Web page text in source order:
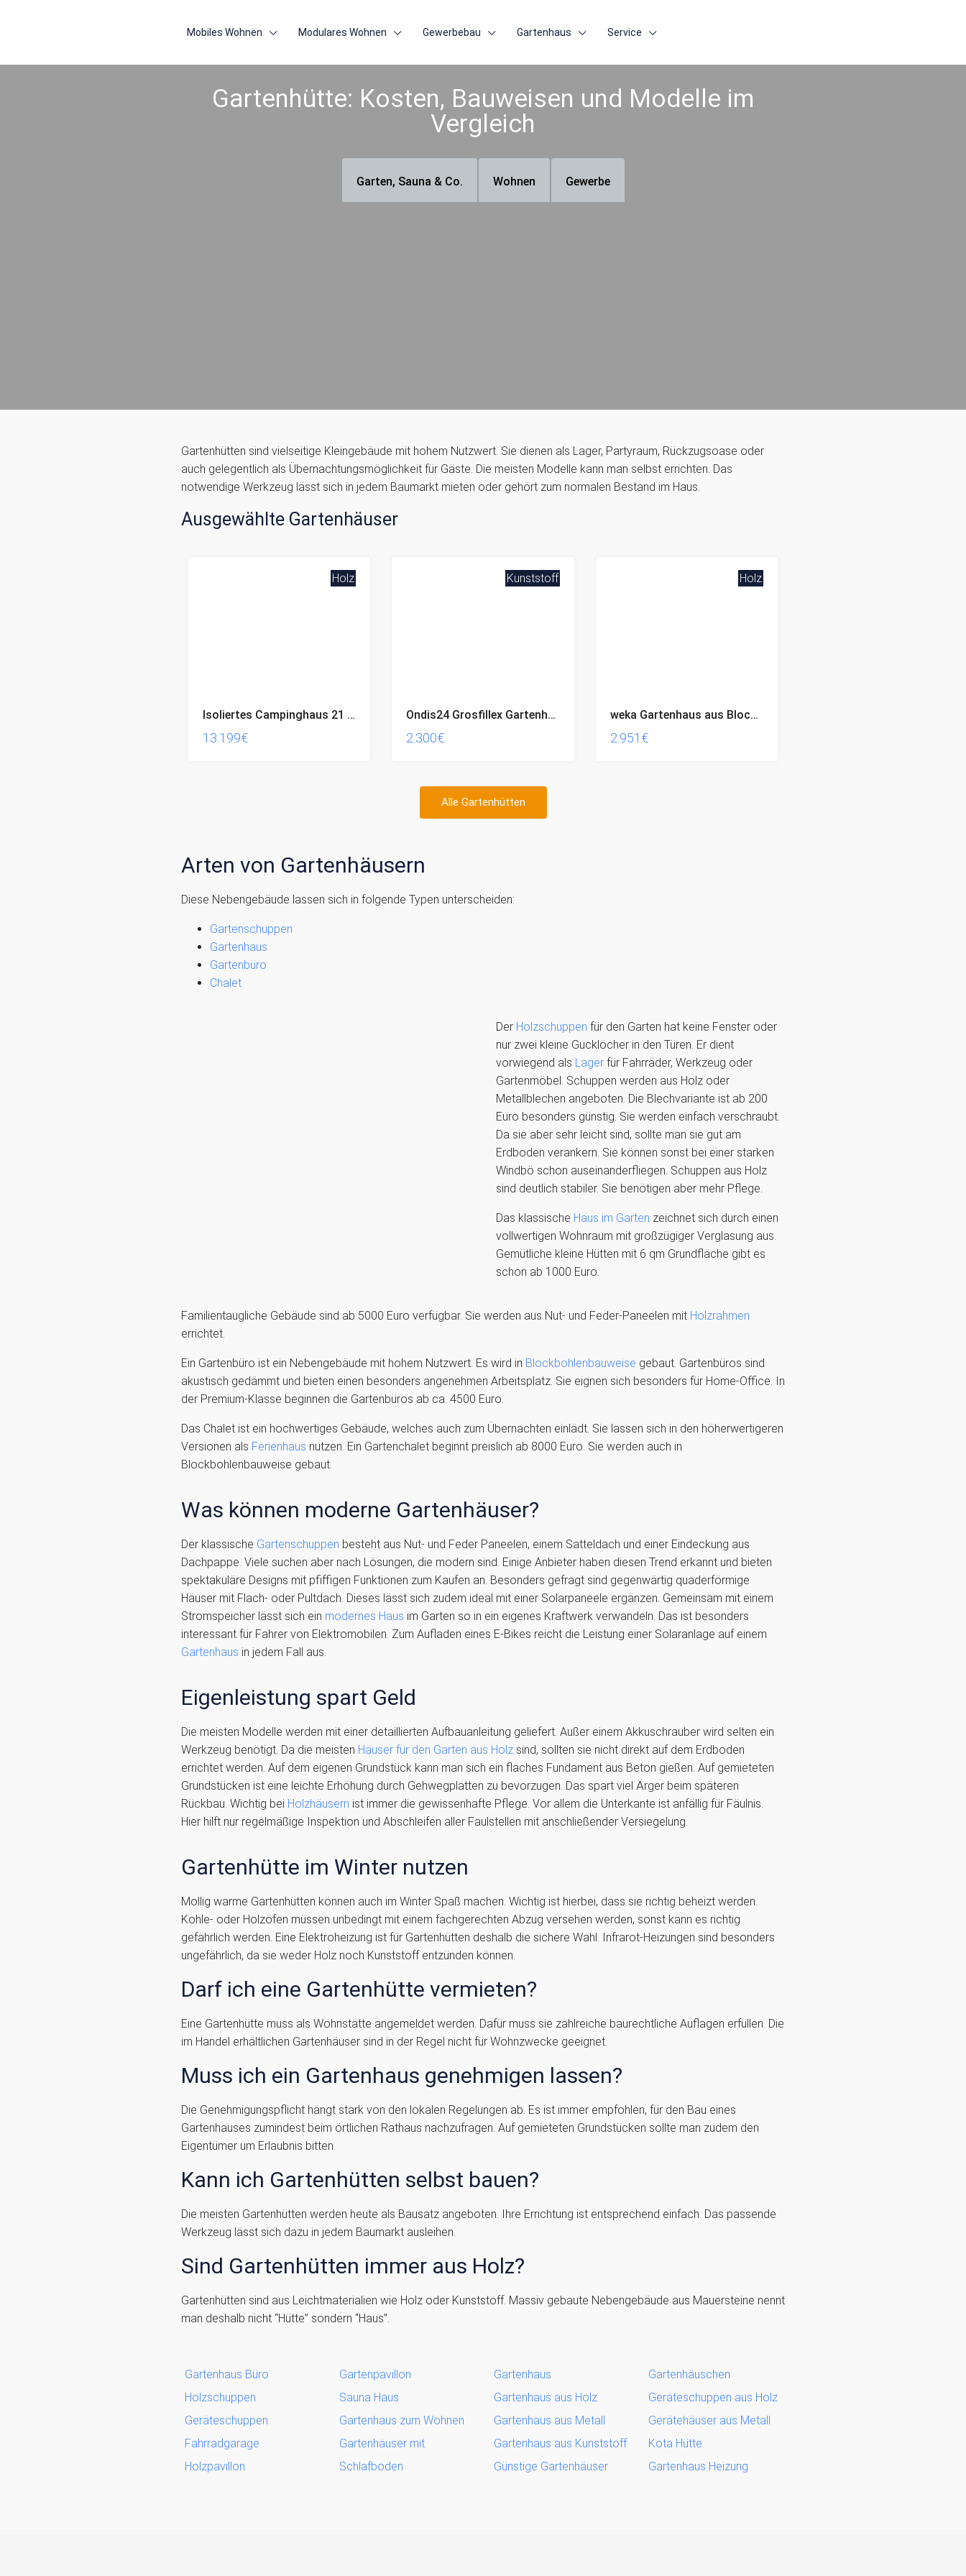
Mobiles Wohnen Modulares Wohnen Gewerbebau Gartenhaus Service
Gartenhütte: Kosten, Bauweisen und Modelle im
Vergleich
Garten, Sauna & Co. Wohnen Gewerbe
Gartenhütten sind vielseitige Kleingebäude mit hohem Nutzwert. Sie dienen als Lager, Partyraum, Rückzugsoase oder
auch gelegentlich als Übernachtungsmöglichkeit für Gäste. Die meisten Modelle kann man selbst errichten. Das
notwendige Werkzeug lässt sich in jedem Baumarkt mieten oder gehört zum normalen Bestand im Haus.
Ausgewählte Gartenhäuser
Holz
Isoliertes Campinghaus 21 m2 Bausatz kostenloser Versand
13.199€
Kunststoff
Ondis24 Grosfillex Gartenhaus
2.300€
Holz
weka Gartenhaus aus Blockbohlen 229 Gr.2, grau, 21 mm
2.951€
Alle Gartenhütten
Arten von Gartenhäusern
Diese Nebengebäude lassen sich in folgende Typen unterscheiden:
Gartenschuppen
Gartenhaus
Gartenbüro
Chalet
Der Holzschuppen für den Garten hat keine Fenster oder
nur zwei kleine Gucklöcher in den Türen. Er dient
vorwiegend als Lagerfür Fahrräder, Werkzeug oder
Gartenmöbel. Schuppen werden aus Holz oder
Metallblechen angeboten. Die Blechvariante ist ab 200
Euro besonders günstig. Sie werden einfach verschraubt.
Da sie aber sehr leicht sind, sollte man sie gut am
Erdboden verankern. Sie können sonst bei einer starken
Windbö schon auseinanderfliegen. Schuppen aus Holz
sind deutlich stabiler. Sie benötigen aber mehr Pflege.
Das klassische Haus im Garten zeichnet sich durch einen
vollwertigen Wohnraum mit großzügiger Verglasung aus.
Gemütliche kleine Hütten mit 6 qm Grundfläche gibt es
schon ab 1000 Euro.
Familientaugliche Gebäude sind ab 5000 Euro verfügbar. Sie werden aus Nut- und Feder-Paneelen mit Holzrahmen
errichtet.
Ein Gartenbüro ist ein Nebengebäude mit hohem Nutzwert. Es wird in Blockbohlenbauweise gebaut. Gartenbüros sind
akustisch gedämmt und bieten einen besonders angenehmen Arbeitsplatz. Sie eignen sich besonders für Home-Office. In
der Premium-Klasse beginnen die Gartenbüros ab ca. 4500 Euro.
Das Chalet ist ein hochwertiges Gebäude, welches auch zum Übernachten einlädt. Sie lassen sich in den höherwertigeren
Versionen als Ferienhaus nutzen. Ein Gartenchalet beginnt preislich ab 8000 Euro. Sie werden auch in
Blockbohlenbauweise gebaut.
Was können moderne Gartenhäuser?
Der klassische Gartenschuppen besteht aus Nut- und Feder Paneelen, einem Satteldach und einer Eindeckung aus
Dachpappe. Viele suchen aber nach Lösungen, die modern sind. Einige Anbieter haben diesen Trend erkannt und bieten
spektakuläre Designs mit pfiffigen Funktionen zum Kaufen an. Besonders gefragt sind gegenwärtig quaderförmige
Häuser mit Flach- oder Pultdach. Dieses lässt sich zudem ideal mit einer Solarpaneele ergänzen. Gemeinsam mit einem
Stromspeicher lässt sich ein modernes Haus im Garten so in ein eigenes Kraftwerk verwandeln. Das ist besonders
interessant für Fahrer von Elektromobilen. Zum Aufladen eines E-Bikes reicht die Leistung einer Solaranlage auf einem
Gartenhaus in jedem Fall aus.
Eigenleistung spart Geld
Die meisten Modelle werden mit einer detaillierten Aufbauanleitung geliefert. Außer einem Akkuschrauber wird selten ein
Werkzeug benötigt. Da die meisten Häuser für den Garten aus Holz sind, sollten sie nicht direkt auf dem Erdboden
errichtet werden. Auf dem eigenen Grundstück kann man sich ein flaches Fundament aus Beton gießen. Auf gemieteten
Grundstücken ist eine leichte Erhöhung durch Gehwegplatten zu bevorzugen. Das spart viel Ärger beim späteren
Rückbau. Wichtig bei Holzhäusern ist immer die gewissenhafte Pflege. Vor allem die Unterkante ist anfällig für Fäulnis.
Hier hilft nur regelmäßige Inspektion und Abschleifen aller Faulstellen mit anschließender Versiegelung.
Gartenhütte im Winter nutzen
Mollig warme Gartenhütten können auch im Winter Spaß machen. Wichtig ist hierbei, dass sie richtig beheizt werden.
Kohle- oder Holzöfen müssen unbedingt mit einem fachgerechten Abzug versehen werden, sonst kann es richtig
gefährlich werden. Eine Elektroheizung ist für Gartenhütten deshalb die sichere Wahl. Infrarot-Heizungen sind besonders
ungefährlich, da sie weder Holz noch Kunststoff entzünden können.
Darf ich eine Gartenhütte vermieten?
Eine Gartenhütte muss als Wohnstätte angemeldet werden. Dafür muss sie zahlreiche baurechtliche Auflagen erfüllen. Die
im Handel erhältlichen Gartenhäuser sind in der Regel nicht für Wohnzwecke geeignet.
Muss ich ein Gartenhaus genehmigen lassen?
Die Genehmigungspflicht hängt stark von den lokalen Regelungen ab. Es ist immer empfohlen, für den Bau eines
Gartenhauses zumindest beim örtlichen Rathaus nachzufragen. Auf gemieteten Grundstücken sollte man zudem den
Eigentümer um Erlaubnis bitten.
Kann ich Gartenhütten selbst bauen?
Die meisten Gartenhütten werden heute als Bausatz angeboten. Ihre Errichtung ist entsprechend einfach. Das passende
Werkzeug lässt sich dazu in jedem Baumarkt ausleihen.
Sind Gartenhütten immer aus Holz?
Gartenhütten sind aus Leichtmaterialien wie Holz oder Kunststoff. Massiv gebaute Nebengebäude aus Mauersteine nennt
man deshalb nicht “Hütte” sondern “Haus”.
Gartenhaus Büro
Holzschuppen
Geräteschuppen
Fahrradgarage
Holzpavillon
Gartenpavillon
Sauna Haus
Gartenhaus zum Wohnen
Gartenhäuser mit
Schlafboden
Gartenhaus
Gartenhaus aus Holz
Gartenhaus aus Metall
Gartenhaus aus Kunststoff
Günstige Gartenhäuser
Gartenhäuschen
Geräteschuppen aus Holz
Gerätehäuser aus Metall
Kota Hütte
Gartenhaus Heizung